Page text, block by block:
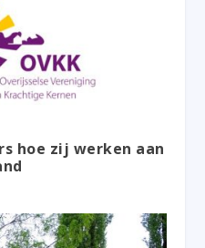
hoe zij werken aan